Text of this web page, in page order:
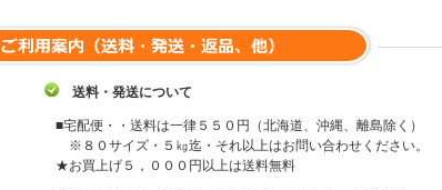
送料・発送について
■宅配便・・送料は一律５５０円（北海道、沖縄、離島除く）
※８０サイズ・５㎏迄・それ以上はお問い合わせください。
★お買上げ５，０００円以上は送料無料